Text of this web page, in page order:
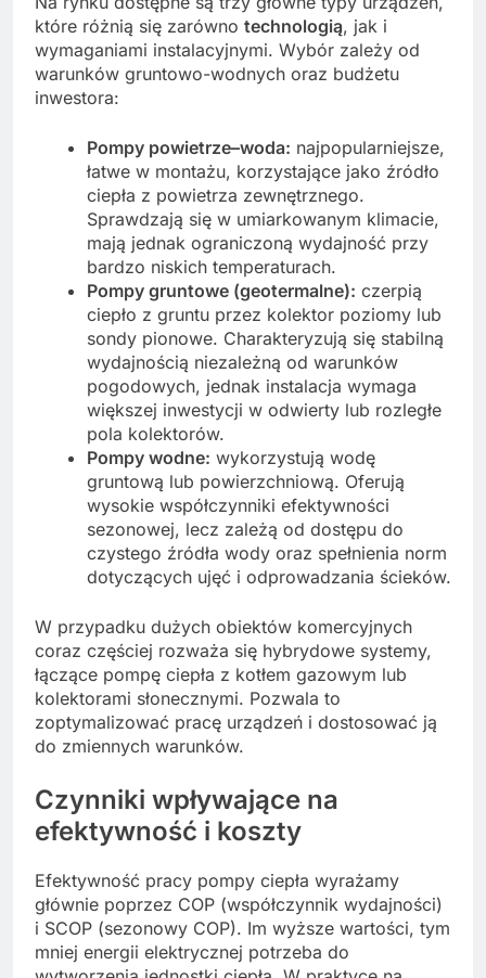
które różnią się zarówno technologią, jak i
wymaganiami instalacyjnymi. Wybór zależy od
warunków gruntowo-wodnych oraz budżetu
inwestora:
Pompy powietrze–woda: najpopularniejsze,
łatwe w montażu, korzystające jako źródło
ciepła z powietrza zewnętrznego.
Sprawdzają się w umiarkowanym klimacie,
mają jednak ograniczoną wydajność przy
bardzo niskich temperaturach.
Pompy gruntowe (geotermalne): czerpią
ciepło z gruntu przez kolektor poziomy lub
sondy pionowe. Charakteryzują się stabilną
wydajnością niezależną od warunków
pogodowych, jednak instalacja wymaga
większej inwestycji w odwierty lub rozległe
pola kolektorów.
Pompy wodne: wykorzystują wodę
gruntową lub powierzchniową. Oferują
wysokie współczynniki efektywności
sezonowej, lecz zależą od dostępu do
czystego źródła wody oraz spełnienia norm
dotyczących ujęć i odprowadzania ścieków.
W przypadku dużych obiektów komercyjnych
coraz częściej rozważa się hybrydowe systemy,
łączące pompę ciepła z kotłem gazowym lub
kolektorami słonecznymi. Pozwala to
zoptymalizować pracę urządzeń i dostosować ją
do zmiennych warunków.
Czynniki wpływające na
efektywność i koszty
Efektywność pracy pompy ciepła wyrażamy
głównie poprzez COP (współczynnik wydajności)
i SCOP (sezonowy COP). Im wyższe wartości, tym
mniej energii elektrycznej potrzeba do